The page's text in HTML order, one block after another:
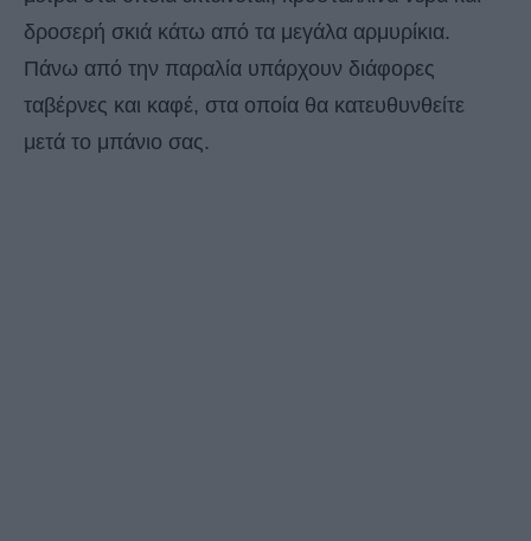
δροσερή σκιά κάτω από τα μεγάλα αρμυρίκια.
Πάνω από την παραλία υπάρχουν διάφορες
ταβέρνες και καφέ, στα οποία θα κατευθυνθείτε
μετά το μπάνιο σας.